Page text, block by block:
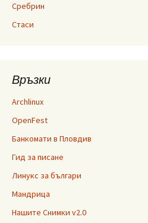
Сребрин
Стаси
Връзки
Archlinux
OpenFest
Банкомати в Пловдив
Гид за писане
Линукс за българи
Мандрица
Нашите Снимки v2.0